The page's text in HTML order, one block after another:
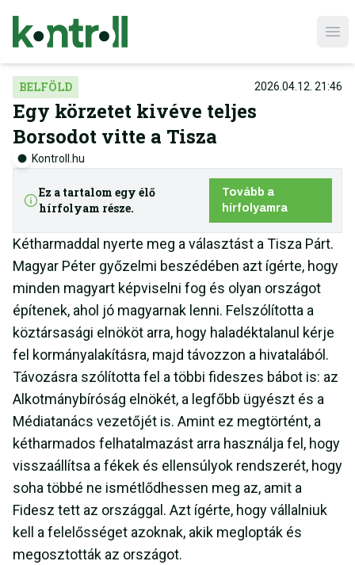
BELFÖLD 2026.04.12. 21:46
Egy körzetet kivéve teljes
Borsodot vitte a Tisza
Kontroll.hu
Ez a tartalom egy élő
hírfolyam része.
Tovább a
hírfolyamra
Kétharmaddal nyerte meg a választást a Tisza Párt.
Magyar Péter győzelmi beszédében azt ígérte, hogy
minden magyart képviselni fog és olyan országot
építenek, ahol jó magyarnak lenni. Felszólította a
köztársasági elnököt arra, hogy haladéktalanul kérje
fel kormányalakításra, majd távozzon a hivatalából.
Távozásra szólította fel a többi fideszes bábot is: az
Alkotmánybíróság elnökét, a legfőbb ügyészt és a
Médiatanács vezetőjét is. Amint ez megtörtént, a
kétharmados felhatalmazást arra használja fel, hogy
visszaállítsa a fékek és ellensúlyok rendszerét, hogy
soha többé ne ismétlődhessen meg az, amit a
Fidesz tett az országgal. Azt ígérte, hogy vállalniuk
kell a felelősséget azoknak, akik meglopták és
megosztották az országot.